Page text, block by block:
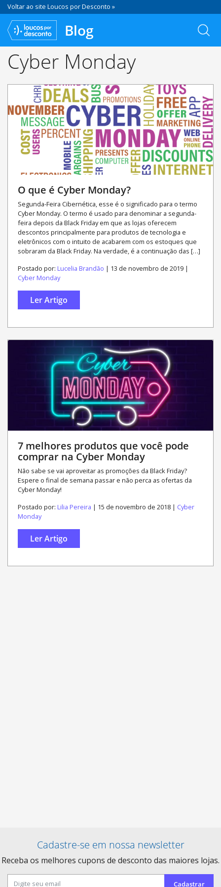
Voltar ao site Loucos por Desconto »
Blog
Cyber Monday
O que é Cyber Monday?
Segunda-Feira Cibernética, esse é o significado para o termo
Cyber Monday. O termo é usado para denominar a segunda-
feira depois da Black Friday em que as lojas oferecem
descontos principalmente para produtos de tecnologia e
eletrônicos com o intuito de acabarem com os estoques que
sobraram da Black Friday. Na verdade, é a continuação das […]
Postado por: Lucelia Brandão | 13 de novembro de 2019 |
Cyber Monday
Ler Artigo
7 melhores produtos que você pode
comprar na Cyber Monday
Não sabe se vai aproveitar as promoções da Black Friday?
Espere o final de semana passar e não perca as ofertas da
Cyber Monday!
Postado por: Lilia Pereira | 15 de novembro de 2018 | Cyber
Monday
Ler Artigo
Cadastre-se em nossa newsletter
Receba os melhores cupons de desconto das maiores lojas.
Cadastrar